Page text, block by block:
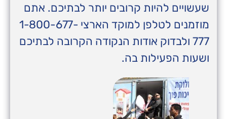
שעשויים להיות קרובים יותר לבתיכם. אתם
מוזמנים לטלפן למוקד הארצי 1-800-677-
777 ולבדוק אודות הנקודה הקרובה לבתיכם
ושעות הפעילות בה.